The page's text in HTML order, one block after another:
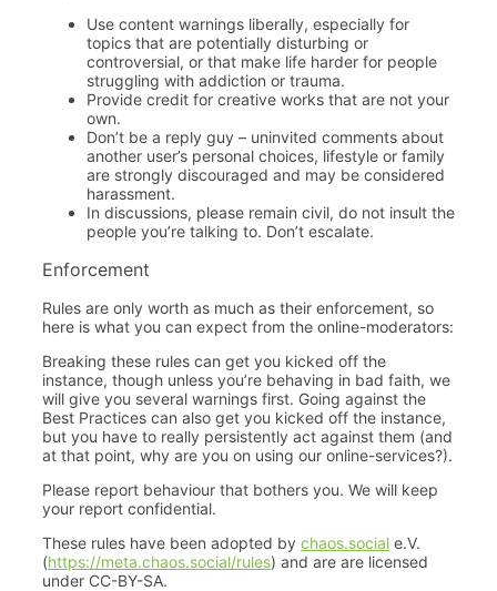
Use content warnings liberally, especially for
topics that are potentially disturbing or
controversial, or that make life harder for people
struggling with addiction or trauma.
Provide credit for creative works that are not your
own.
Don’t be a reply guy – uninvited comments about
another user’s personal choices, lifestyle or family
are strongly discouraged and may be considered
harassment.
In discussions, please remain civil, do not insult the
people you’re talking to. Don’t escalate.
Enforcement
Rules are only worth as much as their enforcement, so
here is what you can expect from the online-moderators:
Breaking these rules can get you kicked off the
instance, though unless you’re behaving in bad faith, we
will give you several warnings first. Going against the
Best Practices can also get you kicked off the instance,
but you have to really persistently act against them (and
at that point, why are you on using our online-services?).
Please report behaviour that bothers you. We will keep
your report confidential.
These rules have been adopted by chaos.social e.V.
(https://meta.chaos.social/rules) and are are licensed
under CC-BY-SA.